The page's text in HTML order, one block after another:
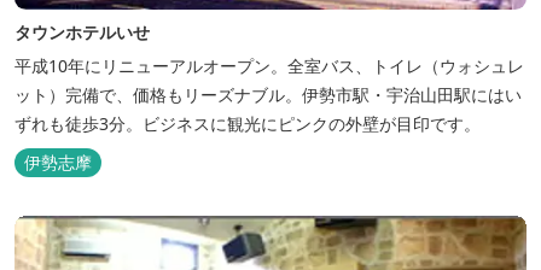
タウンホテルいせ
平成10年にリニューアルオープン。全室バス、トイレ（ウォシュレ
ット）完備で、価格もリーズナブル。伊勢市駅・宇治山田駅にはい
ずれも徒歩3分。ビジネスに観光にピンクの外壁が目印です。
伊勢志摩